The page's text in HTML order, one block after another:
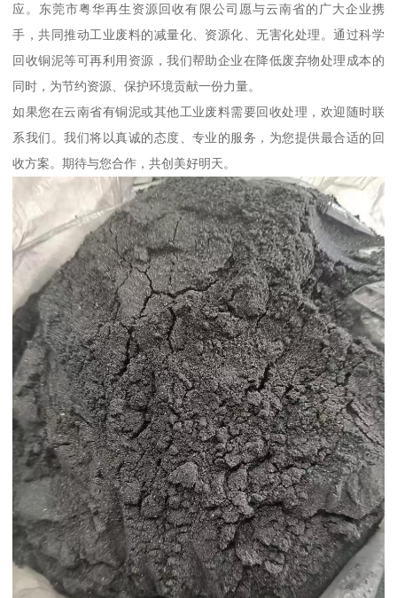
应。东莞市粤华再生资源回收有限公司愿与云南省的广大企业携
手，共同推动工业废料的减量化、资源化、无害化处理。通过科学
回收铜泥等可再利用资源，我们帮助企业在降低废弃物处理成本的
同时，为节约资源、保护环境贡献一份力量。
如果您在云南省有铜泥或其他工业废料需要回收处理，欢迎随时联
系我们。我们将以真诚的态度、专业的服务，为您提供最合适的回
收方案。期待与您合作，共创美好明天。